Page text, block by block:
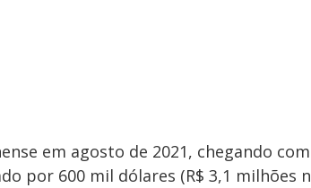
em agosto de 2021, chegando
por 600 mil dólares (R$ 3,1 milhões